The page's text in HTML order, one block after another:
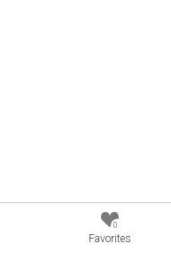
0
Favorites